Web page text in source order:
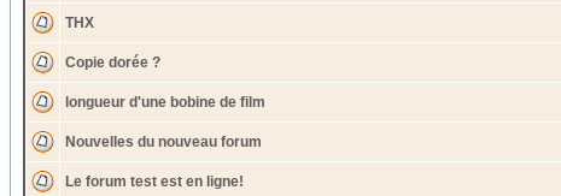
THX
Copie dorée ?
longueur d'une bobine de film
Nouvelles du nouveau forum
Le forum test est en ligne!